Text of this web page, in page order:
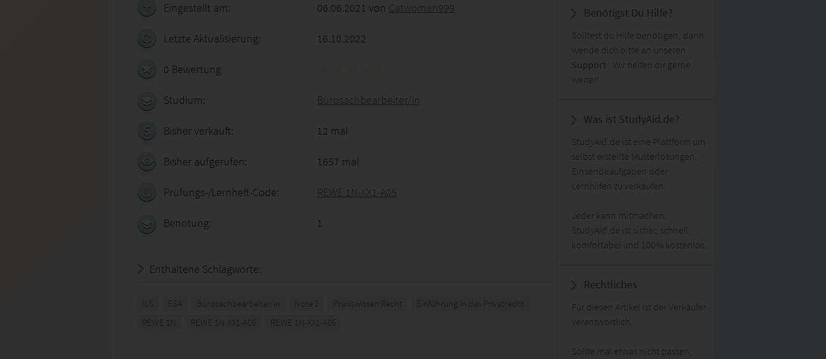
Eingestellt am: 06.06.2021 von Catwoman999
Letzte Aktualisierung: 16.10.2022
0 Bewertung
Studium: Bürosachbearbeiter/in
Bisher verkauft: 12 mal
Bisher aufgerufen: 1657 mal
Prüfungs-/Lernheft-Code: REWE 1N-XX1-A05
Benotung: 1
Enthaltene Schlagworte:
ILS ESA Bürosachbearbeiter/in Note 1 Praxiswissen Recht
Einführung in das Privatrecht
REWE 1N
REWE 1N-XX1-A05 REWE 1N-XX1-A05
Benötigst Du Hilfe?
Solltest du Hilfe benötigen, dann
wende dich bitte an unseren
Support . Wir helfen dir gerne
weiter!
Was ist StudyAid.de?
StudyAid.de ist eine Plattform um
selbst erstellte Musterlösungen,
Einsendeaufgaben oder
Lernhilfen zu verkaufen.
Jeder kann mitmachen.
StudyAid.de ist sicher, schnell,
komfortabel und 100% kostenlos.
Rechtliches
Für diesen Artikel ist der Verkäufer
verantwortlich.
Sollte mal etwas nicht passen,